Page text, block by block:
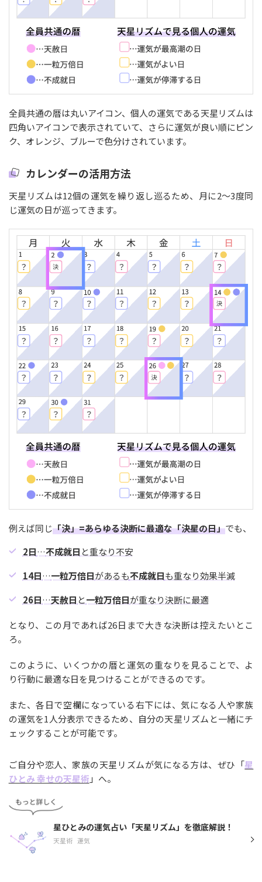
全員共通の暦は丸いアイコン、個人の運気である天星リズムは
四角いアイコンで表示されていて、さらに運気が良い順にピン
ク、オレンジ、ブルーで色分けされています。
カレンダーの活用方法
天星リズムは12個の運気を繰り返し巡るため、月に2〜3度同
じ運気の日が巡ってきます。
例えば同じ「決」=あらゆる決断に最適な「決星の日」でも、
2日…不成就日 と重なり不安
14日…一粒万倍日があるも不成就日も重なり効果半減
26日…天赦日 と一粒万倍日が重なり決断に最適
となり、この月であれば26日まで大きな決断は控えたいとこ
ろ。
このように、いくつかの暦と運気の重なりを見ることで、よ
り行動に最適な日を見つけることができるのです。
また、各日で空欄になっている右下には、気になる人や家族
の運気を1人分表示できるため、自分の天星リズムと一緒にチ
ェックすることが可能です。
ご自分や恋人、家族の天星リズムが気になる方は、ぜひ「星
ひとみ 幸せの天星術 」へ。
星ひとみの運気占い「天星リズム」を徹底解説！
天星術 運気